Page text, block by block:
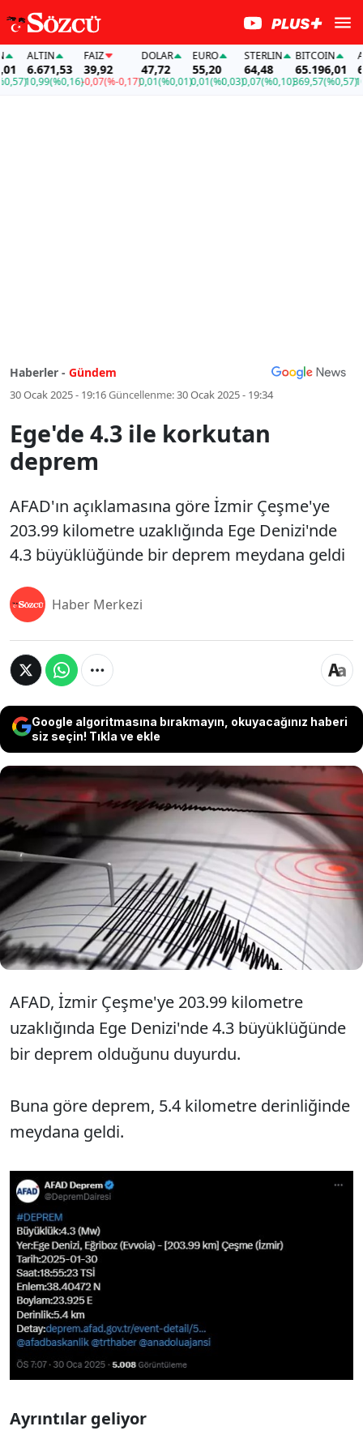
ALTIN
6.671,53
10,99(%0,16)
FAİZ
39,92
-0,07(%-0,17)
DOLAR
47,72
0,01(%0,01)
EURO
55,20
0,01(%0,03)
STERLIN
64,48
0,07(%0,10)
BITCOIN
65.196,01
369,57(%0,57)
Haberler - Gündem
30 Ocak 2025 - 19:16Güncellenme:30 Ocak 2025 - 19:34
Ege'de 4.3 ile korkutan
deprem
AFAD'ın açıklamasına göre İzmir Çeşme'ye
203.99 kilometre uzaklığında Ege Denizi'nde
4.3 büyüklüğünde bir deprem meydana geldi
Haber Merkezi
Google algoritmasına bırakmayın, okuyacağınız haberi
siz seçin! Tıkla ve ekle
AFAD'ın açıklamasına göre İzmir
Çeşme'ye 203.99 kilometre uzaklığında
Ege Denizi'nde 4.3 büyüklüğünde bir
deprem meydana geldi
AFAD, İzmir Çeşme'ye 203.99 kilometre
uzaklığında Ege Denizi'nde 4.3 büyüklüğünde
bir deprem olduğunu duyurdu.
Buna göre deprem, 5.4 kilometre derinliğinde
meydana geldi.
Ayrıntılar geliyor